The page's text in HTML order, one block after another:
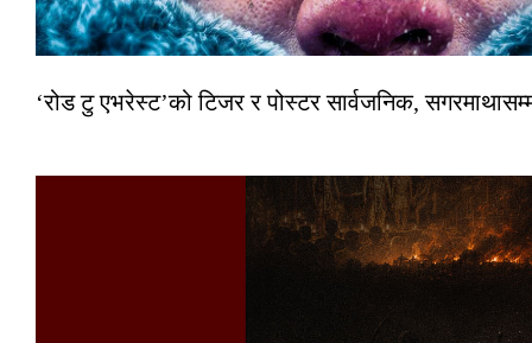
‘रोड टु एभरेस्ट’को टिजर र पोस्टर सार्वजनिक,